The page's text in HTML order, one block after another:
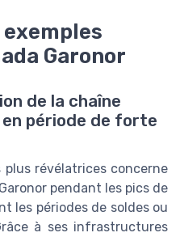
Garonor
de la chaîne
période de forte
plus révélatrices concerne
pendant les pics de
les périodes de soldes ou
à ses infrastructures